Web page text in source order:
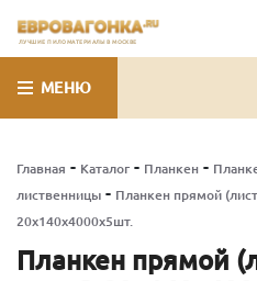
ЛУЧШИЕ ПИЛОМАТЕРИАЛЫ В МОСКВЕ
МЕНЮ
Главная - Каталог - Планкен -
лиственницы - Планкен прямой
20х140х4000х5шт.
Планкен прямой